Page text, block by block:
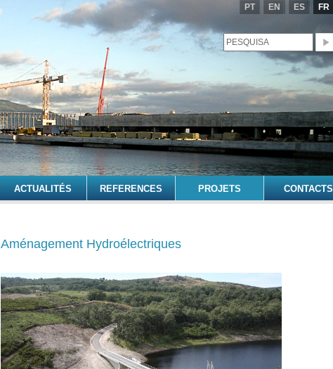
PT EN ES FR
ACTUALITÉS REFERENCES PROJETS CONTACTS
Aménagement Hydroélectriques